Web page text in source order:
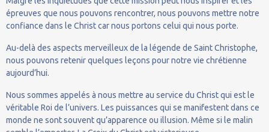
épreuves que nous pouvons rencontrer, nous pouvons mettre notre
confiance dans le Christ car nous portons celui qui nous porte.
Au-delà des aspects merveilleux de la légende de Saint Christophe,
nous pouvons retenir quelques leçons pour notre vie chrétienne
aujourd’hui.
Nous sommes appelés à nous mettre au service du Christ qui est le
véritable Roi de l’univers. Les puissances qui se manifestent dans ce
monde ne sont souvent qu’apparence ou illusion. Même si le malin